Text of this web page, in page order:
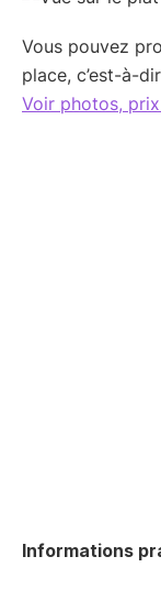
Vous pouvez
place, c’est-à-
Voir photos,
Informations